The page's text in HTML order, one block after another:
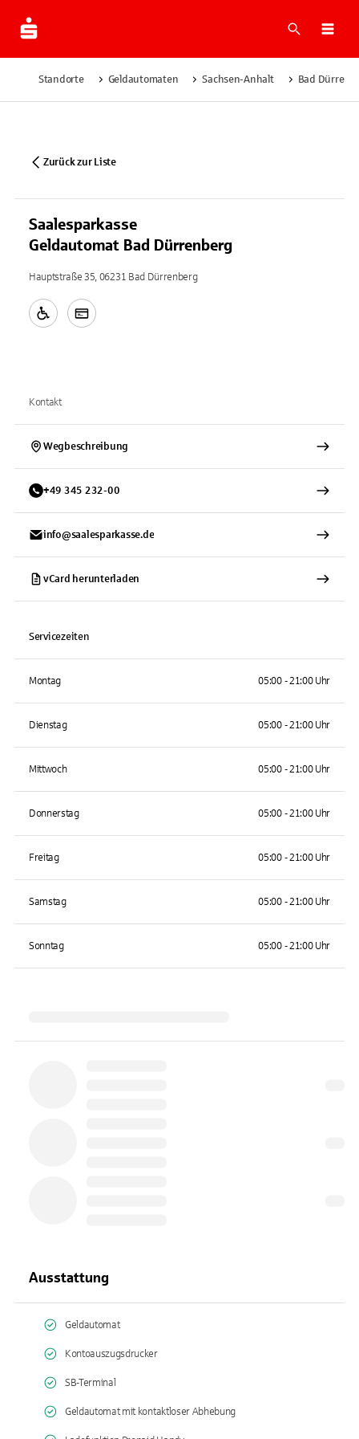
Suche
Standorte Geldautomaten Sachsen-Anhalt Bad
Zurück zur Liste
Saalesparkasse
Geldautomat Bad Dürrenberg
Hauptstraße 35, 06231 Bad Dürrenberg
Kontakt
Wegbeschreibung
+49 345 232-00
info@saalesparkasse.de
vCard herunterladen
Servicezeiten
Montag 05:00 - 21:00 Uhr
Dienstag 05:00 - 21:00 Uhr
Mittwoch 05:00 - 21:00 Uhr
Donnerstag 05:00 - 21:00 Uhr
Freitag 05:00 - 21:00 Uhr
Samstag 05:00 - 21:00 Uhr
Sonntag 05:00 - 21:00 Uhr
Ausstattung
Geldautomat
Kontoauszugsdrucker
SB-Terminal
Geldautomat mit kontaktloser Abhebung